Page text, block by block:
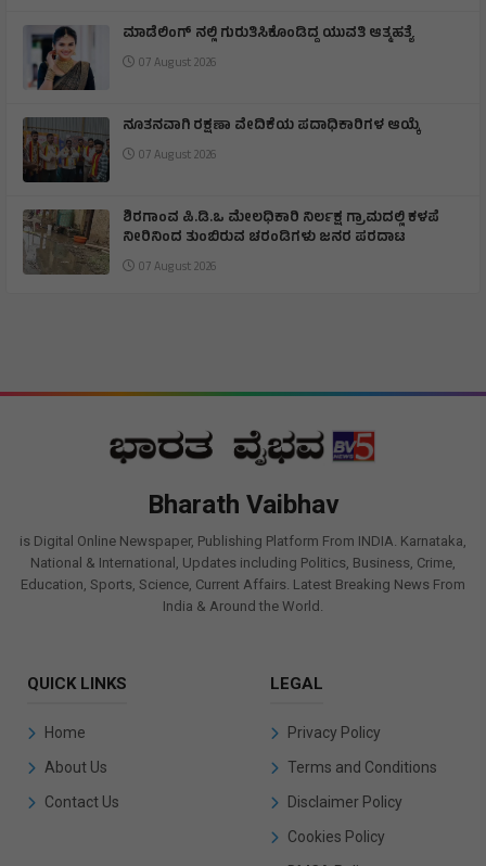
ಮಾಡೆಲಿಂಗ್ ನಲ್ಲಿ ಗುರುತಿಸಿಕೊಂಡಿದ್ದ ಯುವತಿ ಆತ್ಮಹತ್ಯೆ
07 August 2026
ನೂತನವಾಗಿ ರಕ್ಷಣಾ ವೇದಿಕೆಯ ಪದಾಧಿಕಾರಿಗಳ ಆಯ್ಕೆ
07 August 2026
ಶಿರಗಾoವ ಪಿ.ಡಿ.ಒ ಮೇಲಧಿಕಾರಿ ನಿರ್ಲಕ್ಷ ಗ್ರಾಮದಲ್ಲಿ ಕಳಪೆ
ನೀರಿನಿಂದ ತುಂಬಿರುವ ಚರಂಡಿಗಳು ಜನರ ಪರದಾಟ
07 August 2026
Bharath Vaibhav
is Digital Online Newspaper, Publishing Platform From INDIA. Karnataka,
National & International, Updates including Politics, Business, Crime,
Education, Sports, Science, Current Affairs. Latest Breaking News From
India & Around the World.
QUICK LINKS
Home
About Us
Contact Us
LEGAL
Privacy Policy
Terms and Conditions
Disclaimer Policy
Cookies Policy